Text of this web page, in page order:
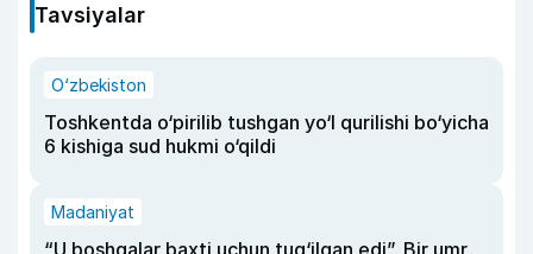
Tavsiyalar
O‘zbekiston
Toshkentda o‘pirilib tushgan yo‘l qurilishi bo‘yicha
6 kishiga sud hukmi o‘qildi
Madaniyat
“U boshqalar baxti uchun tug‘ilgan edi”. Bir umr